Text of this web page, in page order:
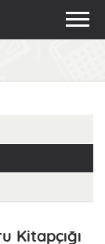
Kitapçığı